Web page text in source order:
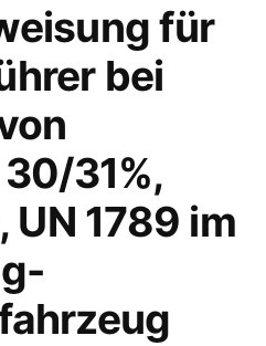
für
bei
31%,
UN 1789 im